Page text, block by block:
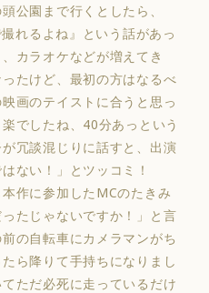
公園まで行くとしたら、
れるよね』という話があっ
カラオケなどが増えてき
たけど、最初の方はなるべ
画のテイストに合うと思っ
でしたね、40分あっという
冗談混じりに話すと、出演
ない！」とツッコミ！
作に参加したMCのたきみ
たじゃないですか！」と言
の自転車にカメラマンがち
ら降りて手持ちになりまし
ただ必死に走っているだけ